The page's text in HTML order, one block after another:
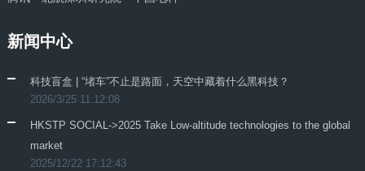
新闻中心
科技盲盒 | “堵车”不止是路面，天空中藏着什么黑科技？
2026/3/25 11:12:08
HKSTP SOCIAL->2025 Take Low-altitude technologies to the global
market
2025/12/22 17:12:43